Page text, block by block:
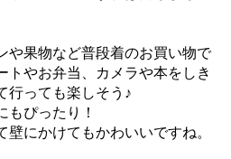
や果物など普段着のお買い物で
トやお弁当、カメラや本をしき
行っても楽しそう♪
もぴったり！
にかけてもかわいいですね。